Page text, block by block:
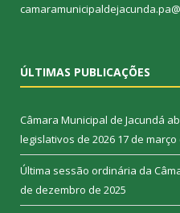
ÚLTIMAS PUBLICAÇÕES
Câmara Municipal de Jacundá
legislativos de 2026 17 de março
Última sessão ordinária da
de dezembro de 2025